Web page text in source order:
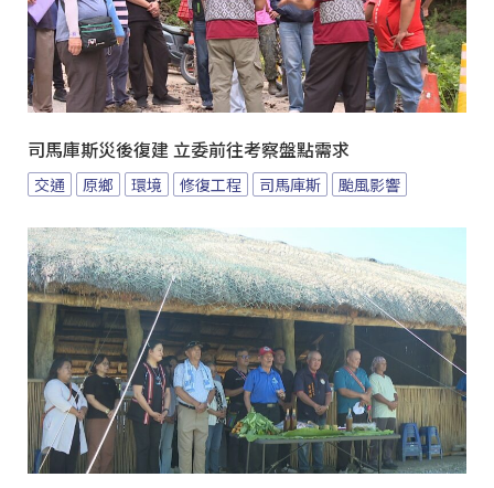
司馬庫斯災後復建 立委前往考察盤點需求
交通 原鄉 環境 修復工程 司馬庫斯 颱風影響